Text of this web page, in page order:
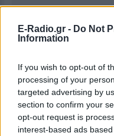
E-Radio.gr - Do Not
Information
If you wish to opt-out of
processing of your
targeted advertising by
section to confirm your
opt-out request is
interest-based ads